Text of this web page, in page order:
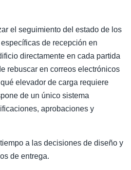
el seguimiento del estado de los
de recepción en
directamente en cada partida
rebuscar en correos electrónicos
elevador de carga requiere
de un único sistema
aprobaciones y
a las decisiones de diseño y
de entrega.